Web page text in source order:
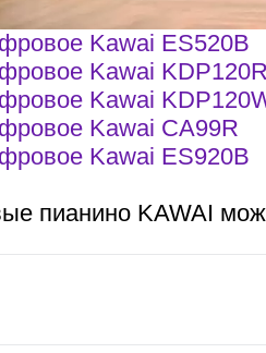
Kawai ES520B
Kawai KDP120R
Kawai
Kawai CA99R
Kawai ES920B
пианино KAWAI